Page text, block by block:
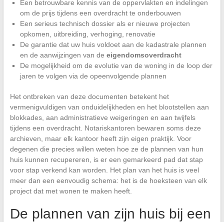
Een betrouwbare kennis van de oppervlakten en indelingen
om de prijs tijdens een overdracht te onderbouwen
Een serieus technisch dossier als er nieuwe projecten
opkomen, uitbreiding, verhoging, renovatie
De garantie dat uw huis voldoet aan de kadastrale plannen
en de aanwijzingen van de eigendomsoverdracht
De mogelijkheid om de evolutie van de woning in de loop der
jaren te volgen via de opeenvolgende plannen
Het ontbreken van deze documenten betekent het
vermenigvuldigen van onduidelijkheden en het blootstellen aan
blokkades, aan administratieve weigeringen en aan twijfels
tijdens een overdracht. Notariskantoren bewaren soms deze
archieven, maar elk kantoor heeft zijn eigen praktijk. Voor
degenen die precies willen weten hoe ze de plannen van hun
huis kunnen recupereren, is er een gemarkeerd pad dat stap
voor stap verkend kan worden. Het plan van het huis is veel
meer dan een eenvoudig schema: het is de hoeksteen van elk
project dat met wonen te maken heeft.
De plannen van zijn huis bij een